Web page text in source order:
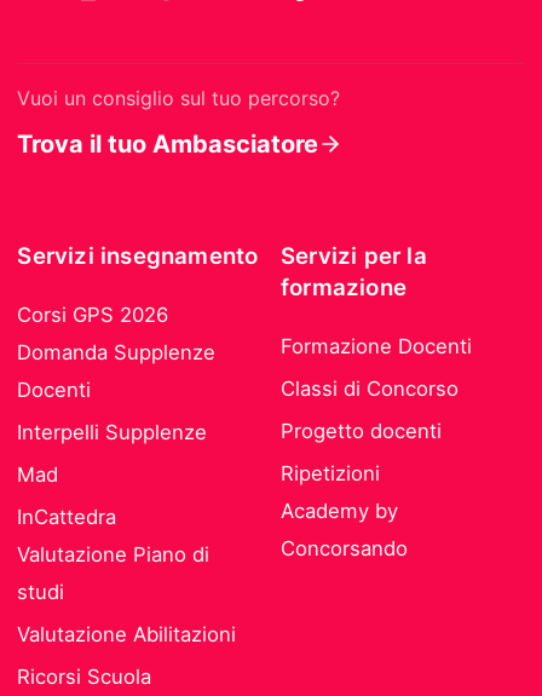
Vuoi un consiglio sul tuo percorso?
Trova il tuo Ambasciatore
Servizi insegnamento
Corsi GPS 2026
Domanda Supplenze
Docenti
Interpelli Supplenze
Mad
InCattedra
Valutazione Piano di
studi
Valutazione Abilitazioni
Ricorsi Scuola
Servizi per la
formazione
Formazione Docenti
Classi di Concorso
Progetto docenti
Ripetizioni
Academy by
Concorsando